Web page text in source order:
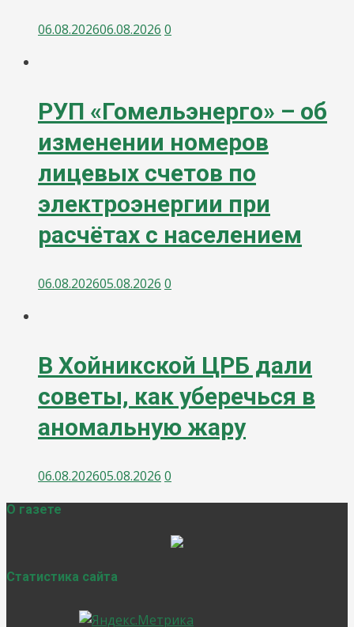
06.08.202606.08.2026 0
РУП «Гомельэнерго» – об
изменении номеров
лицевых счетов по
электроэнергии при
расчётах с населением
06.08.202605.08.2026 0
В Хойникской ЦРБ дали
советы, как уберечься в
аномальную жару
06.08.202605.08.2026 0
О газете
Статистика сайта